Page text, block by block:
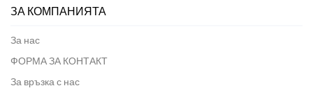
ЗА КОМПАНИЯТА
За нас
ФОРМА ЗА КОНТАКТ
За връзка с нас